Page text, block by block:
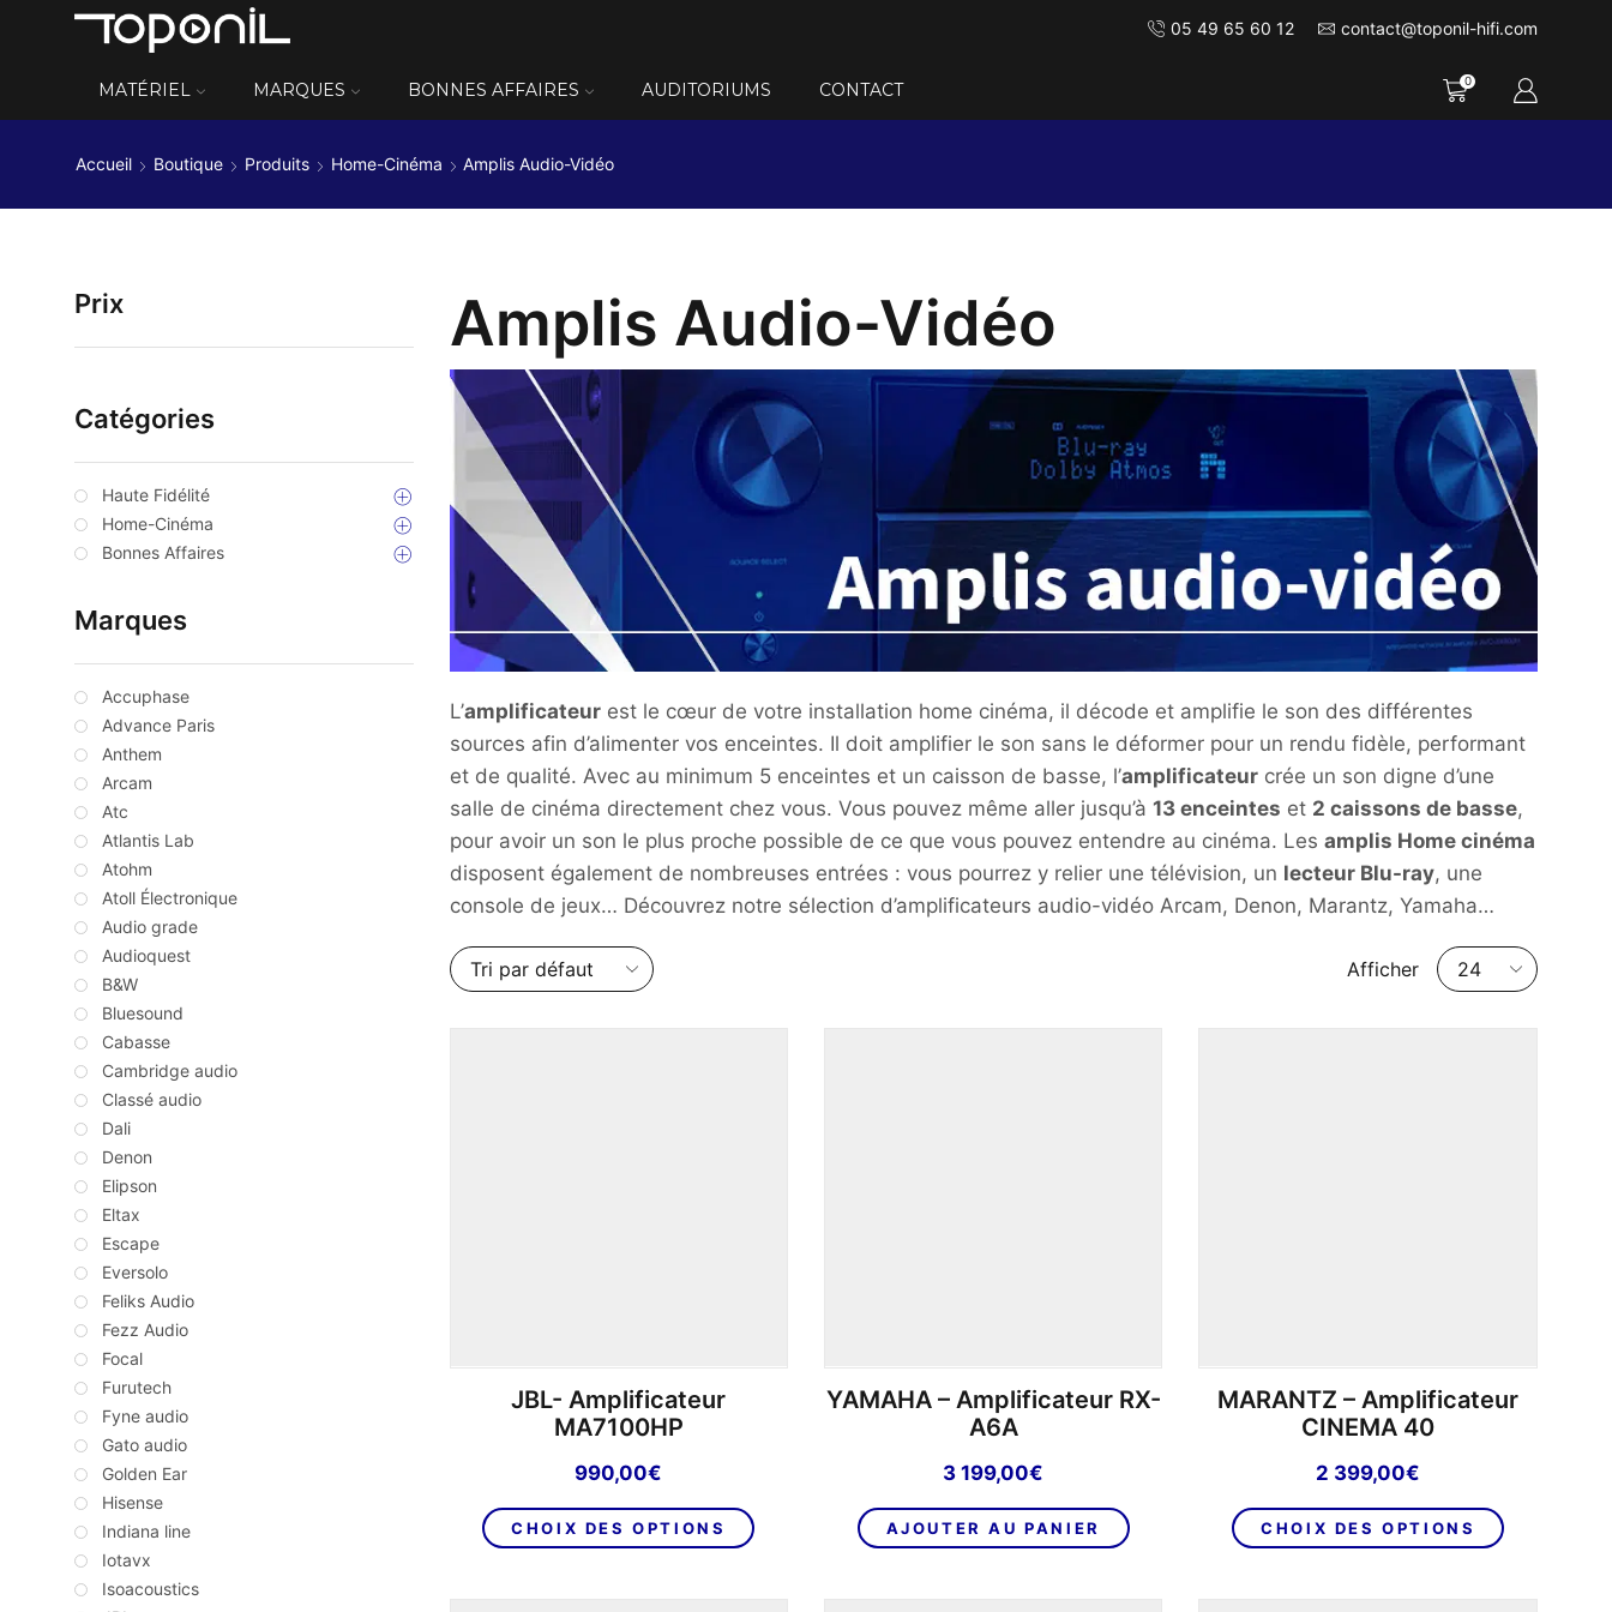
05 49 65 60 12 contact@toponil-hifi.com
MATÉRIEL MARQUES BONNES AFFAIRES AUDITORIUMS CONTACT 0
Accueil Boutique Produits Home-Cinéma Amplis Audio-Vidéo
Amplis Audio-Vidéo
L’amplificateurest le cœur de votre installation home cinéma, il décode et amplifie le son des différentes
sources afin d’alimenter vos enceintes. Il doit amplifier le son sans le déformer pour un rendu fidèle, performant
et de qualité. Avec au minimum 5 enceintes et un caisson de basse, l’amplificateurcrée un son digne d’une
salle de cinéma directement chez vous. Vous pouvez même aller jusqu’à 13 enceintes et 2 caissons de basse,
pour avoir un son le plus proche possible de ce que vous pouvez entendre au cinéma. Les amplis Home cinéma
disposent également de nombreuses entrées : vous pourrez y relier une télévision, un lecteur Blu-ray, une
console de jeux… Découvrez notre sélection d’amplificateurs audio-vidéo Arcam, Denon, Marantz, Yamaha…
Afficher
Nombre
de
JBL- Amplificateur
MA7100HP
990,00€
CHOIX DES OPTIONS
produit
YAMAHA – Amplificateur RX-
A6A
3 199,00€
AJOUTER AU PANIER
MARANTZ – Amplificateur
CINEMA 40
2 399,00€
CHOIX DES OPTIONS
produit
Prix
Catégories
Haute Fidélité
Home-Cinéma
Bonnes Affaires
Marques
Accuphase
Advance Paris
Anthem
Arcam
Atc
Atlantis Lab
Atohm
Atoll Électronique
Audio grade
Audioquest
B&W
Bluesound
Cabasse
Cambridge audio
Classé audio
Dali
Denon
Elipson
Eltax
Escape
Eversolo
Feliks Audio
Fezz Audio
Focal
Furutech
Fyne audio
Gato audio
Golden Ear
Hisense
Indiana line
Iotavx
Isoacoustics